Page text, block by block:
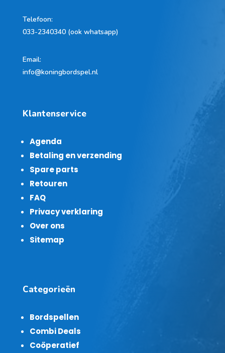
Telefoon:
033-2340340 (ook whatsapp)
Email:
info@koningbordspel.nl
Klantenservice
Agenda
Betaling en verzending
Spare parts
Retouren
FAQ
Privacy verklaring
Over ons
Sitemap
Categorieën
Bordspellen
Combi Deals
Coöperatief